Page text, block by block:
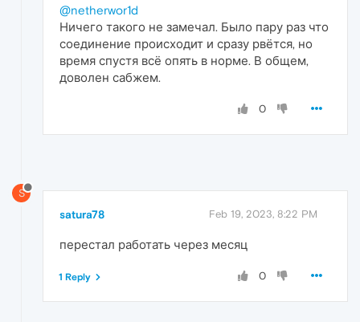
@netherwor1d
Ничего такого не замечал. Было пару раз что
соединение происходит и сразу рвётся, но
время спустя всё опять в норме. В общем,
доволен сабжем.
0
S
satura78 Feb 19, 2023, 8:22 PM
перестал работать через месяц
0
1 Reply